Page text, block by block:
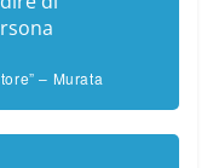
– Murata